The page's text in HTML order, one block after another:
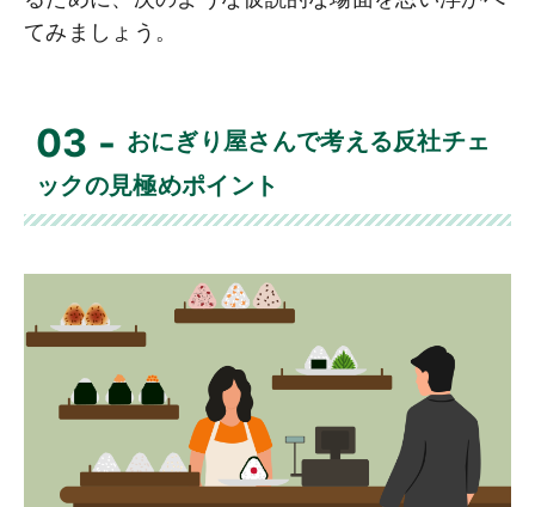
てみましょう。
03
おにぎり屋さんで考える反社チェ
ックの見極めポイント